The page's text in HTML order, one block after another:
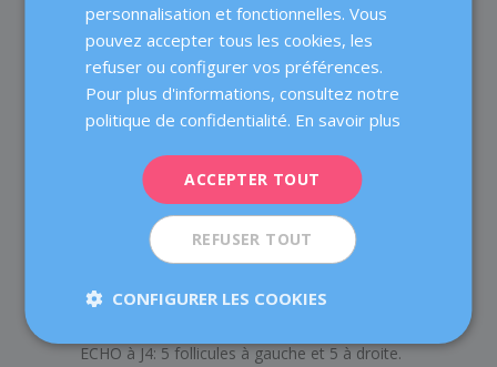
1 COMMENT
LilI
Bonjour,
J’ai bientot 38 ans. Le bilan hormonal effectué
récemment montre que:
Prise de sang J3:
FSH: 5.3 Ul/l
ECHO à J4: 5 follicules à gauche et 5 à droite.
DEUTSCH
ITALIANO
personnalisation et fonctionnelles. Vous
pouvez accepter tous les cookies, les
refuser ou configurer vos préférences.
Pour plus d'informations, consultez notre
politique de confidentialité. En savoir plus
ACCEPTER TOUT
REFUSER TOUT
CONFIGURER LES COOKIES